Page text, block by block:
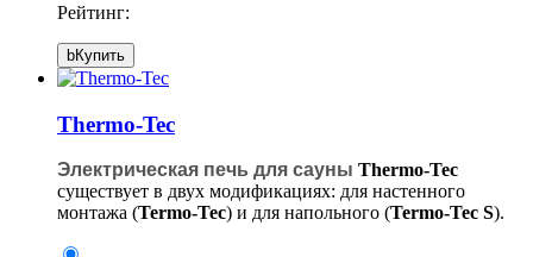
Рейтинг:
bКупить
Thermo-Tec
Электрическая печь для сауны Thermo-Tec
существует в двух модификациях: для настенного
монтажа (Termo-Tec) и для напольного (Termo-Tec S).